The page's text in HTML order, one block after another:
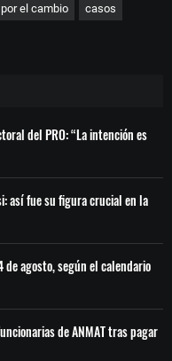
el cambio casos
del PRO: “La intención es
así fue su figura crucial en la
de agosto, según el calendario
de ANMAT tras pagar